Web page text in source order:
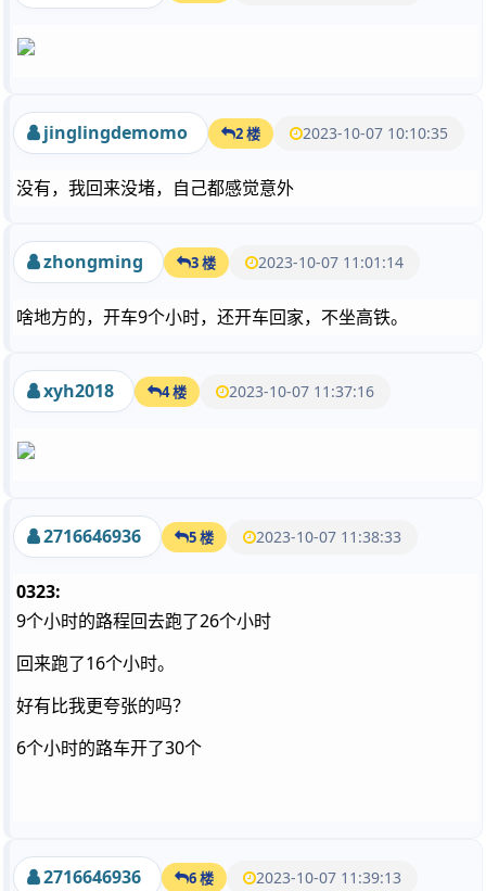
jinglingdemomo 2 楼 2023-10-07 10:10:35
没有，我回来没堵，自己都感觉意外
zhongming 3 楼 2023-10-07 11:01:14
啥地方的，开车9个小时，还开车回家，不坐高铁。
xyh2018 4 楼 2023-10-07 11:37:16
2716646936 5 楼 2023-10-07 11:38:33
0323:
9个小时的路程回去跑了26个小时
回来跑了16个小时。
好有比我更夸张的吗？
6个小时的路车开了30个
2716646936 6 楼 2023-10-07 11:39:13